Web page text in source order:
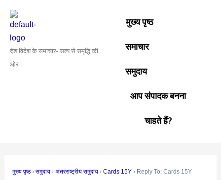
content
देश विदेश के समाचार- सत्य से समृद्धि की
ओर
मुख्य पृष्ठ
समाचार
समुदाय
आप संपादक बनना
चाहते हैं?
मुख्य पृष्ठ › समुदाय › अंतरराष्ट्रीय समुदाय › Cards 15Y › Reply To: Cards 15Y
navigation